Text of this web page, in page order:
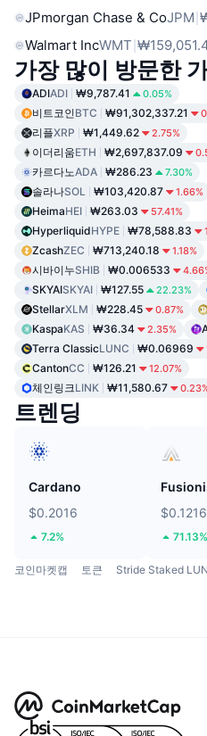
JPmorgan Chase & CoJPM
Walmart IncWMT
가장 많이 방문한
ADIADI ₩9,787.41 0.05%
비트코인BTC ₩91,302,337.21
리플XRP ₩1,449.62 2.75%
이더리움ETH ₩2,697,837.09
카르다노ADA ₩286.23 7.30%
솔라나SOL ₩103,420.87 1.66%
HeimaHEI ₩263.03 57.41%
HyperliquidHYPE ₩78,588.83
ZcashZEC ₩713,240.18 1.18%
시바이누SHIB ₩0.006533
SKYAISKYAI ₩127.55 22.23%
StellarXLM ₩228.45 0.87%
KaspaKAS ₩36.34 2.35%
Terra ClassicLUNC ₩0.06969
CantonCC ₩126.21 12.07%
체인링크LINK ₩11,580.67
트렌딩
Cardano
$0.2016
7.2%
$0.1216
71.13%
코인마켓캡 토큰 Stride Staked